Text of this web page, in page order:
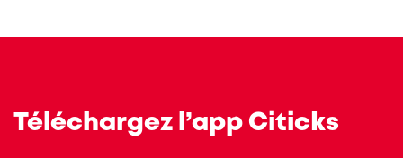
Téléchargez l’app Citicks